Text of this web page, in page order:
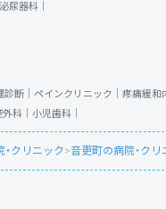
尿器科｜
断｜ ペインクリニック｜ 疼痛緩和
科｜ 小児歯科｜
クリニック>音更町の病院・クリ